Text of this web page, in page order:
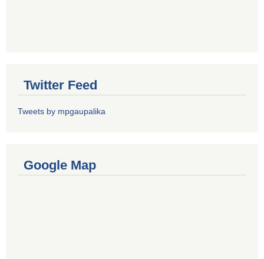
Twitter Feed
Tweets by mpgaupalika
Google Map